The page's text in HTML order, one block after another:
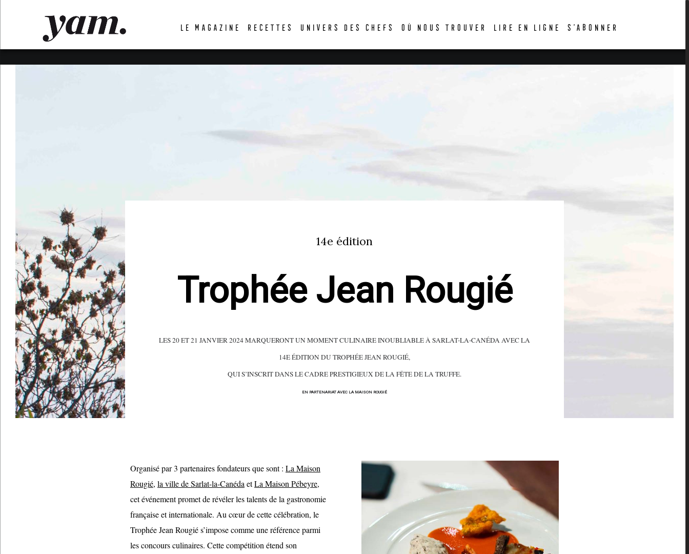
LE MAGAZINE RECETTES UNIVERS DES CHEFS OÙ NOUS TROUVER LIRE EN LIGNE S’ABONNER
14e édition
Trophée Jean Rougié
LES 20 ET 21 JANVIER 2024 MARQUERONT UN MOMENT CULINAIRE INOUBLIABLE À SARLAT-LA-CANÉDA AVEC LA
14E ÉDITION DU TROPHÉE JEAN ROUGIÉ,
QUI S’INSCRIT DANS LE CADRE PRESTIGIEUX DE LA FÊTE DE LA TRUFFE.
EN PARTENARIAT AVEC LA MAISON ROUGIÉ
Organisé par 3 partenaires fondateurs que sont : La Maison
Rougié, la ville de Sarlat-la-Canéda etLa Maison Pébeyre,
cet événement promet de révéler les talents de la gastronomie
française et internationale. Au cœur de cette célébration, le
Trophée Jean Rougié s’impose comme une référence parmi
les concours culinaires. Cette compétition étend son